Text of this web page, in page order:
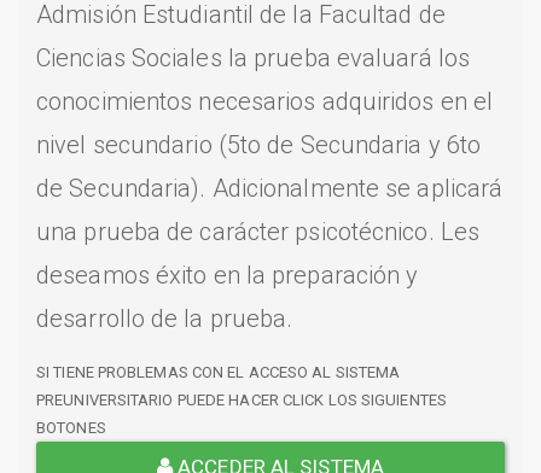
Admisión Estudiantil de la Facultad de
Ciencias Sociales la prueba evaluará los
conocimientos necesarios adquiridos en el
nivel secundario (5to de Secundaria y 6to
de Secundaria). Adicionalmente se aplicará
una prueba de carácter psicotécnico. Les
deseamos éxito en la preparación y
desarrollo de la prueba.
SI TIENE PROBLEMAS CON EL ACCESO AL SISTEMA
PREUNIVERSITARIO PUEDE HACER CLICK LOS SIGUIENTES
BOTONES
ACCEDER AL SISTEMA